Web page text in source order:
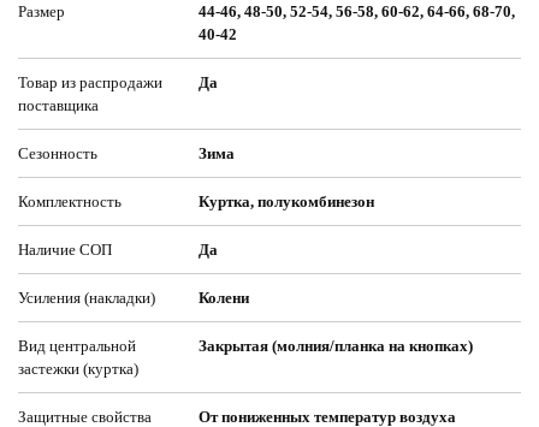
Размер
44-46, 48-50, 52-54, 56-58, 60-62, 64-66, 68-70,
40-42
Товар из распродажи
поставщика
Да
Сезонность Зима
Комплектность Куртка, полукомбинезон
Наличие СОП Да
Усиления (накладки) Колени
Вид центральной
застежки (куртка)
Закрытая (молния/планка на кнопках)
Защитные свойства От пониженных температур воздуха